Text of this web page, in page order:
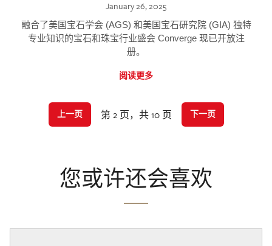
January 26, 2025
融合了美国宝石学会 (AGS) 和美国宝石研究院 (GIA) 独特
专业知识的宝石和珠宝行业盛会 Converge 现已开放注
册。
阅读更多
上一页 第 2 页，共 10 页 下一页
您或许还会喜欢